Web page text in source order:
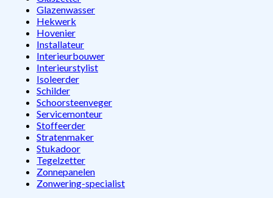
Glazenwasser
Hekwerk
Hovenier
Installateur
Interieurbouwer
Interieurstylist
Isoleerder
Schilder
Schoorsteenveger
Servicemonteur
Stoffeerder
Stratenmaker
Stukadoor
Tegelzetter
Zonnepanelen
Zonwering-specialist